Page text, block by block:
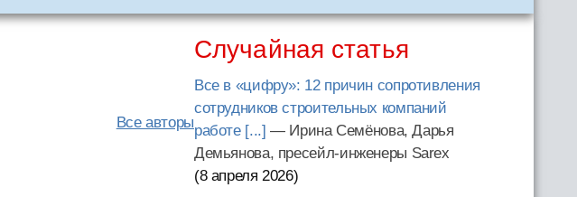
Все авторы
Случайная статья
Все в «цифру»: 12 причин сопротивления
сотрудников строительных компаний
работе [...] — Ирина Семёнова, Дарья
Демьянова, пресейл-инженеры Sarex
(8 апреля 2026)